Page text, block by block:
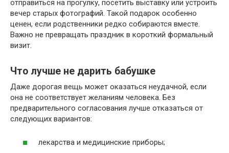
отправиться на прогулку, посетить выставку или устроить
вечер старых фотографий. Такой подарок особенно
ценен, если родственники редко собираются вместе.
Важно не превращать праздник в короткий формальный
визит.
Что лучше не дарить бабушке
Даже дорогая вещь может оказаться неудачной, если
она не соответствует желаниям человека. Без
предварительного согласования лучше отказаться от
следующих вариантов:
лекарства и медицинские приборы;